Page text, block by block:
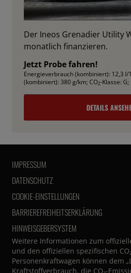
Der Ineos Grenadier Utility
monatlich finanzieren.
Jetzt Probe fahren!
Energieverbrauch (kombiniert): 12,3 l/
(kombiniert): 380 g/km; CO2-Klasse: G;
DETAILS
IMPRESSUM
DATENSCHUTZ
COOKIE-EINSTELLUNGEN
BARRIEREFREIHEITSERKLÄRUNG
HINWEISGEBERSYSTEM
Weitere Informationen zum
und den offiziellen spezifischen
Personenkraftwagen können dem
Kraftstoffverbrauch, die CO₂-